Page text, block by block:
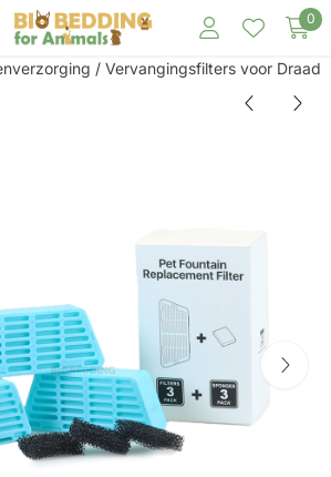
momenteel gesloten. 0
/ Vervangingsfilters voor